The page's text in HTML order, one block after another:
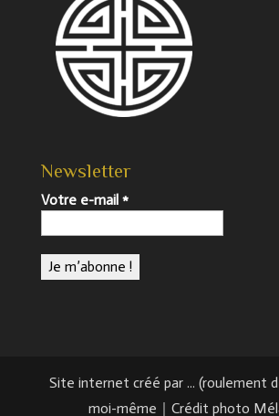
Newsletter
Votre e-mail *
Site internet créé par ... (roulement
moi-même｜Crédit photo